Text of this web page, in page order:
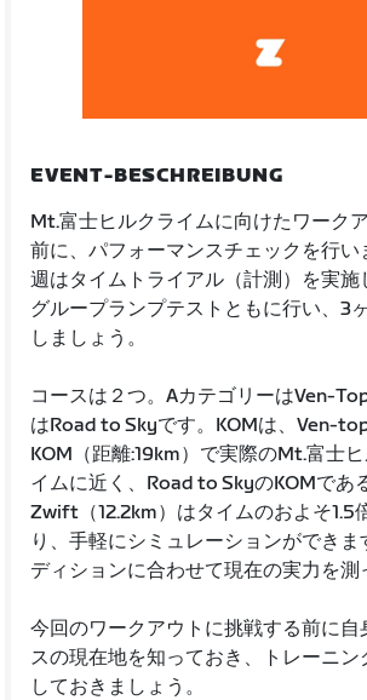
EVENT-BESCHREIBUNG
Mt.富士ヒルクライムに向けたワーク
前に、パフォーマンスチェックを行
週はタイムトライアル（計測）を実施
グループランプテストともに行い、3
しましょう。
コースは２つ。AカテゴリーはVen-
はRoad to Skyです。KOMは、Ven-
KOM（距離:19km）で実際のMt.富士
イムに近く、Road to SkyのKOMであ
Zwift（12.2km）はタイムのおよそ1.5
り、手軽にシミュレーションができ
ディションに合わせて現在の実力を測
今回のワークアウトに挑戦する前に自
スの現在地を知っておき、トレーニン
しておきましょう。